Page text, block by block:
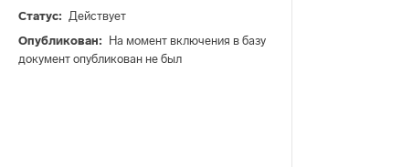
Статус
Действует
Опубликован
На момент включения в базу
документ опубликован не был